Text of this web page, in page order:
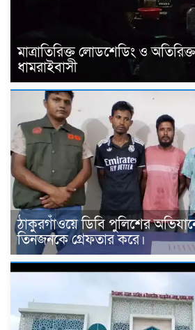
মাত্রাতিরিক্ত লোডশেডিং ও
ধামরাইবাসী
ঠাকুরগাঁওয়ে ডিবি পুলিশের
তিনজনকে গ্রেফতার করে।